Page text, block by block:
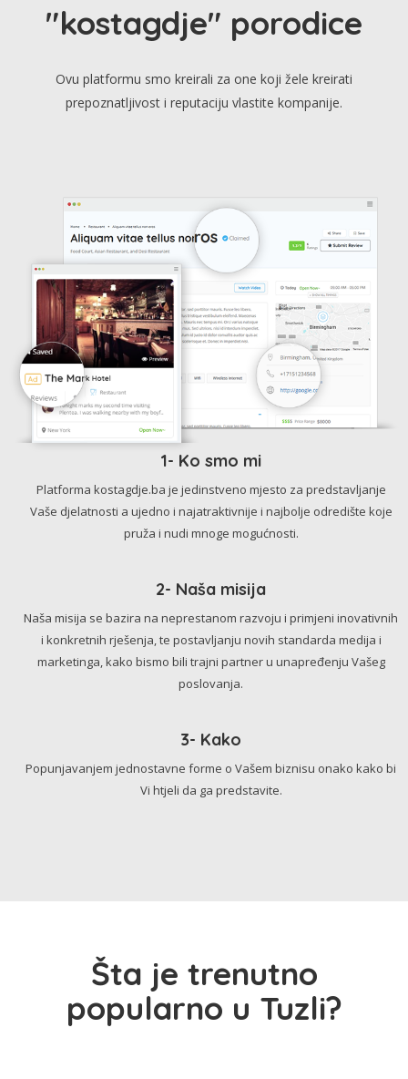
"kostagdje" porodice
Ovu platformu smo kreirali za one koji žele kreirati
prepoznatljivost i reputaciju vlastite kompanije.
1- Ko smo mi
Platforma kostagdje.ba je jedinstveno mjesto za predstavljanje
Vaše djelatnosti a ujedno i najatraktivnije i najbolje odredište koje
pruža i nudi mnoge mogućnosti.
2- Naša misija
Naša misija se bazira na neprestanom razvoju i primjeni inovativnih
i konkretnih rješenja, te postavljanju novih standarda medija i
marketinga, kako bismo bili trajni partner u unapređenju Vašeg
poslovanja.
3- Kako
Popunjavanjem jednostavne forme o Vašem biznisu onako kako bi
Vi htjeli da ga predstavite.
Šta je trenutno
popularno u Tuzli?